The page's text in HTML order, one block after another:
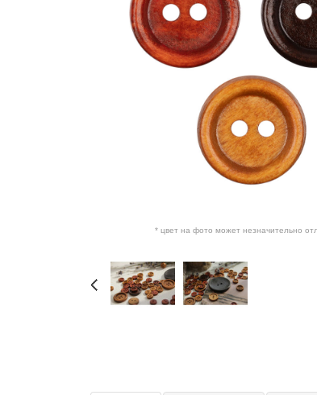
* цвет на фото может незначительно